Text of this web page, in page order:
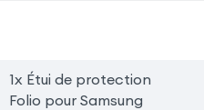
1x Étui de protection
Folio pour Samsung